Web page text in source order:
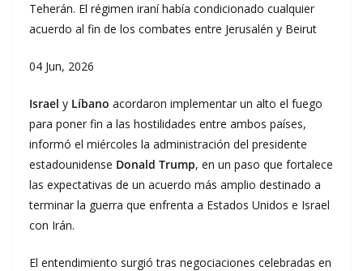
Teherán. El régimen iraní había condicionado cualquier
acuerdo al fin de los combates entre Jerusalén y Beirut
04 Jun, 2026
Israel y Líbano acordaron implementar un alto el fuego
para poner fin a las hostilidades entre ambos países,
informó el miércoles la administración del presidente
estadounidense Donald Trump, en un paso que fortalece
las expectativas de un acuerdo más amplio destinado a
terminar la guerra que enfrenta a Estados Unidos e Israel
con Irán.
El entendimiento surgió tras negociaciones celebradas en